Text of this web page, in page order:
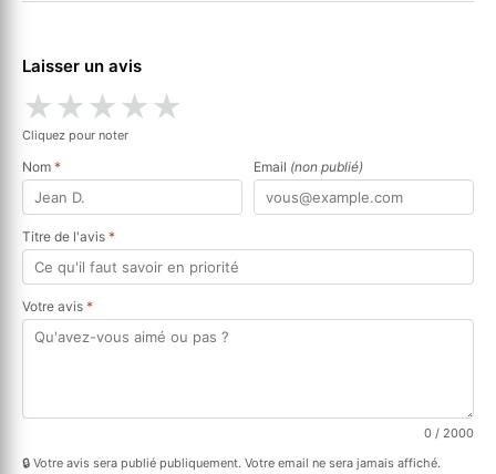
Laisser un avis
★★★★★
Cliquez pour noter
Nom * Email (non publié)
Titre de l'avis *
Votre avis *
0 / 2000
🔒 Votre avis sera publié publiquement. Votre email ne sera jamais affiché.